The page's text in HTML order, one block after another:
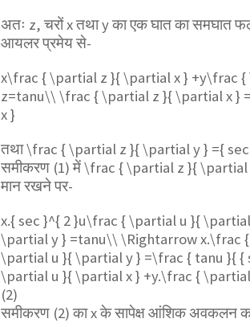
अतः z, चरों x तथा y का एक घात का समघात
आयलर प्रमेय से-
x\frac { \partial z }{ \partial x } +y\frac
z=tanu\\ \frac { \partial z }{ \partial x }
x }
तथा\frac { \partial z }{ \partial y } ={
समीकरण (1) में\frac { \partial z }{
मान रखने पर-
x.{ sec }^{ 2 }u\frac { \partial u }{
\partial y } =tanu\\ \Rightarrow x.\frac
\partial u }{ \partial y } =\frac { tanu }{
\partial u }{ \partial x } +y.\frac {
(2)
समीकरण (2) का x के सापेक्ष आंशिक अवकलन